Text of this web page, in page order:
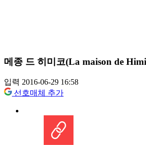
메종 드 히미코(La maison de
입력 2016-06-29 16:58
선호매체 추가